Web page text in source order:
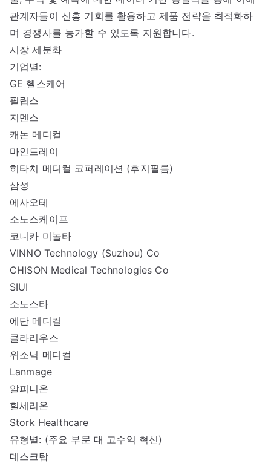
관계자들이 신흥 기회를 활용하고 제품 전략을 최적화하
며 경쟁사를 능가할 수 있도록 지원합니다.
시장 세분화
기업별:
GE 헬스케어
필립스
지멘스
캐논 메디컬
마인드레이
히타치 메디컬 코퍼레이션 (후지필름)
삼성
에사오테
소노스케이프
코니카 미놀타
VINNO Technology (Suzhou) Co
CHISON Medical Technologies Co
SIUI
소노스타
에단 메디컬
클라리우스
위소닉 메디컬
Lanmage
알피니온
힐세리온
Stork Healthcare
유형별: (주요 부문 대 고수익 혁신)
데스크탑